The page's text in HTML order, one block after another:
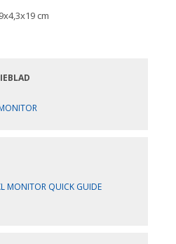
cm
MONITOR QUICK GUIDE